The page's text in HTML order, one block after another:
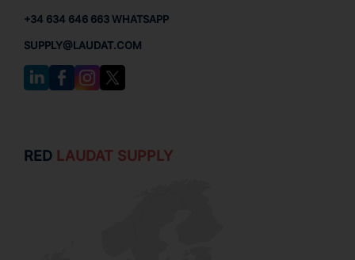
+34 634 646 663 WHATSAPP
SUPPLY@LAUDAT.COM
RED LAUDAT SUPPLY